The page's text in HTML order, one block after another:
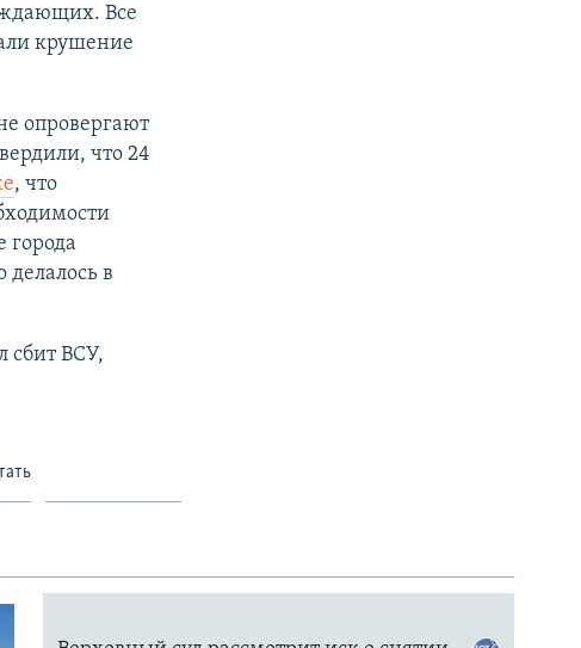
Все
крушение
опровергают
что 24
, что
города
в
сбит ВСУ,